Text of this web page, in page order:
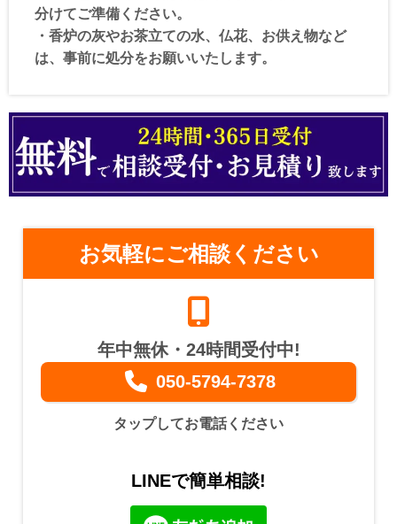
分けてご準備ください。
・香炉の灰やお茶立ての水、仏花、お供え物など
は、事前に処分をお願いいたします。
お気軽にご相談ください
年中無休・24時間受付中!
050-5794-7378
タップしてお電話ください
LINEで簡単相談!